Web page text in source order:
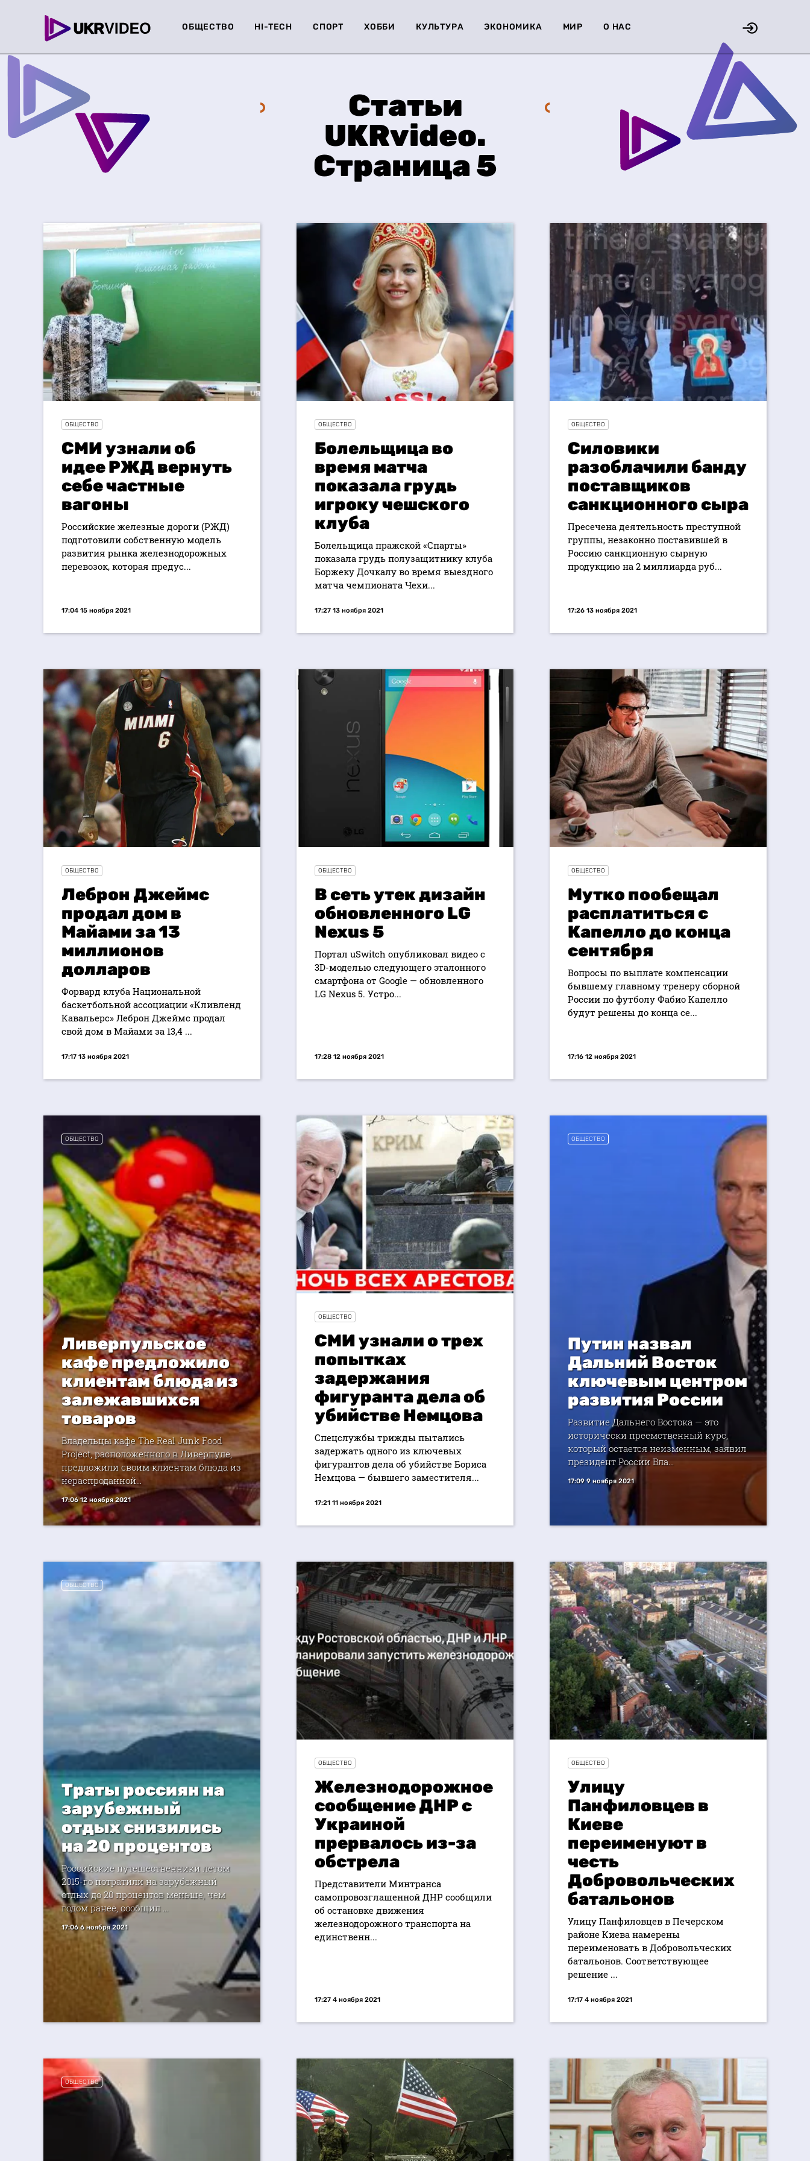
ОБЩЕСТВО HI-TECH СПОРТ ХОББИ КУЛЬТУРА ЭКОНОМИКА МИР О НАС
Статьи
UKRvideo.
Страница 5
ОБЩЕСТВО
СМИ узнали об
идее РЖД вернуть
себе частные
вагоны
Российские железные дороги (РЖД)
подготовили собственную модель
развития рынка железнодорожных
перевозок, которая предус...
17:04 15 ноября 2021
ОБЩЕСТВО
Болельщица во
время матча
показала грудь
игроку чешского
клуба
Болельщица пражской «Спарты»
показала грудь полузащитнику клуба
Боржеку Дочкалу во время выездного
матча чемпионата Чехи...
17:27 13 ноября 2021
ОБЩЕСТВО
Силовики
разоблачили банду
поставщиков
санкционного сыра
Пресечена деятельность преступной
группы, незаконно поставившей в
Россию санкционную сырную
продукцию на 2 миллиарда руб...
17:26 13 ноября 2021
ОБЩЕСТВО
Леброн Джеймс
продал дом в
Майами за 13
миллионов
долларов
Форвард клуба Национальной
баскетбольной ассоциации «Кливленд
Кавальерс» Леброн Джеймс продал
свой дом в Майами за 13,4 ...
17:17 13 ноября 2021
ОБЩЕСТВО
В сеть утек дизайн
обновленного LG
Nexus 5
Портал uSwitch опубликовал видео с
3D-моделью следующего эталонного
смартфона от Google — обновленного
LG Nexus 5. Устро...
17:28 12 ноября 2021
ОБЩЕСТВО
Мутко пообещал
расплатиться с
Капелло до конца
сентября
Вопросы по выплате компенсации
бывшему главному тренеру сборной
России по футболу Фабио Капелло
будут решены до конца се...
17:16 12 ноября 2021
ОБЩЕСТВО
Ливерпульское
кафе предложило
клиентам блюда из
залежавшихся
товаров
Владельцы кафе The Real Junk Food
Project, расположенного в Ливерпуле,
предложили своим клиентам блюда из
нераспроданной...
17:06 12 ноября 2021
ОБЩЕСТВО
СМИ узнали о трех
попытках
задержания
фигуранта дела об
убийстве Немцова
Спецслужбы трижды пытались
задержать одного из ключевых
фигурантов дела об убийстве Бориса
Немцова — бывшего заместителя...
17:21 11 ноября 2021
ОБЩЕСТВО
Путин назвал
Дальний Восток
ключевым центром
развития России
Развитие Дальнего Востока — это
исторически преемственный курс,
который остается неизменным, заявил
президент России Вла...
17:09 9 ноября 2021
ОБЩЕСТВО
Траты россиян на
зарубежный
отдых снизились
на 20 процентов
Российские путешественники летом
2015-го потратили на зарубежный
отдых до 20 процентов меньше, чем
годом ранее, сообщил ...
17:06 6 ноября 2021
ОБЩЕСТВО
Железнодорожное
сообщение ДНР с
Украиной
прервалось из-за
обстрела
Представители Минтранса
самопровозглашенной ДНР сообщили
об остановке движения
железнодорожного транспорта на
единственн...
17:27 4 ноября 2021
ОБЩЕСТВО
Улицу
Панфиловцев в
Киеве
переименуют в
честь
Добровольческих
батальонов
Улицу Панфиловцев в Печерском
районе Киева намерены
переименовать в Добровольческих
батальонов. Соответствующее
решение ...
17:17 4 ноября 2021
ОБЩЕСТВО